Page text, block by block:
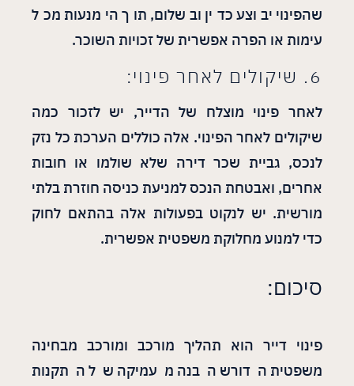
שהפינוי יבוצע כדין ובשלום, תוך הימנעות מכל
עימות או הפרה אפשרית של זכויות השוכר.
6. שיקולים לאחר פינוי:
לאחר פינוי מוצלח של הדייר, יש לזכור כמה
שיקולים לאחר הפינוי. אלה כוללים הערכת כל נזק
לנכס, גביית שכר דירה שלא שולמו או חובות
אחרים, ואבטחת הנכס למניעת כניסה חוזרת בלתי
מורשית. יש לנקוט בפעולות אלה בהתאם לחוק
כדי למנוע מחלוקת משפטית אפשרית.
סיכום:
פינוי דייר הוא תהליך מורכב ומורכב מבחינה
משפטית הדורש הבנה מעמיקה של התקנות